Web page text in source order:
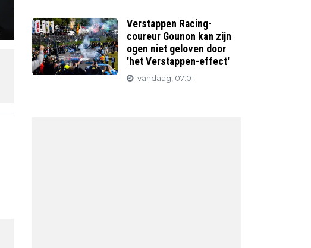
Verstappen Racing-
coureur Gounon kan zijn
ogen niet geloven door
'het Verstappen-effect'
vandaag, 07:01